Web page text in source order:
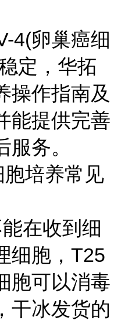
4(卵巢癌细
定，华拓
操作指南及
能提供完善
务。
培养常见
在收到细
细胞，T25
胞可以消毒
干冰发货的